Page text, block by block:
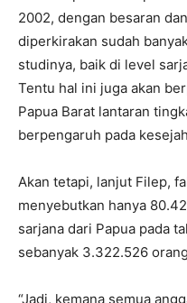
2002, dengan besaran
diperkirakan sudah
studinya, baik di level
Tentu hal ini juga akan
Papua Barat lantaran
berpengaruh pada
Akan tetapi, lanjut Filep,
menyebutkan hanya
sarjana dari Papua pada
sebanyak 3.322.526
“Jadi, kemana semua